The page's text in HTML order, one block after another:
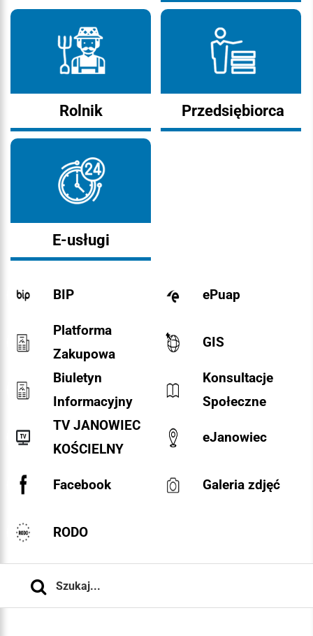
Rolnik Przedsiębiorca
E-usługi
BIP ePuap
Platforma
Zakupowa
GIS
Biuletyn
Informacyjny
Konsultacje
Społeczne
TV JANOWIEC
KOŚCIELNY
eJanowiec
Facebook Galeria zdjęć
RODO